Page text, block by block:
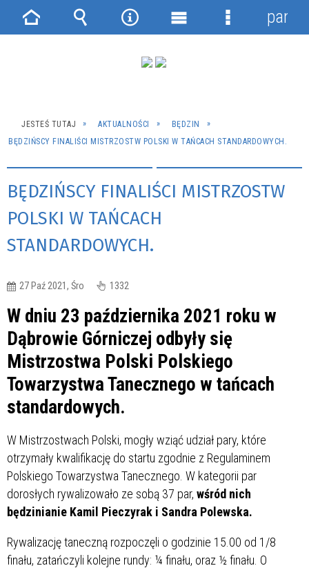
JESTEŚ TUTAJ AKTUALNOŚCI
BĘDZIN
BĘDZIŃSCY FINALIŚCI MISTRZOSTW POLSKI W TAŃCACH STANDARDOWYCH.
BĘDZIŃSCY FINALIŚCI MISTRZOSTW
POLSKI W TAŃCACH
STANDARDOWYCH.
27 Paź 2021, Śro 1332
W dniu 23 października 2021 roku w
Dąbrowie Górniczej odbyły się
Mistrzostwa Polski Polskiego
Towarzystwa Tanecznego w tańcach
standardowych.
W Mistrzostwach Polski, mogły wziąć udział pary, które
otrzymały kwalifikację do startu zgodnie z Regulaminem
Polskiego Towarzystwa Tanecznego. W kategorii par
dorosłych rywalizowało ze sobą 37 par, wśród nich
będzinianie Kamil Pieczyrak i Sandra Polewska.
Rywalizację taneczną rozpoczęli o godzinie 15.00 od 1/8
finału, zatańczyli kolejne rundy: ¼ finału, oraz ½ finału. O
Strona Wyszukiwarka
NarzędziaMenu
Menu
panel